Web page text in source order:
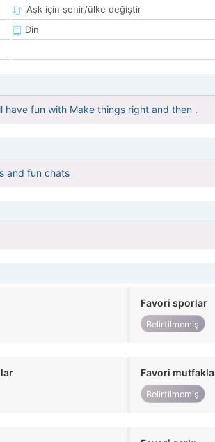
Aşk için şehir/ülke değiştir
Din
have fun with Make things right and then .
and fun chats
Favori sporlar
Belirtilmemiş
Favori
Belirtilmemiş